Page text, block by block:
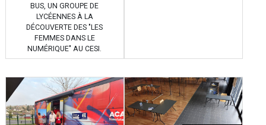
BUS, UN GROUPE DE
LYCÉENNES À LA
DÉCOUVERTE DES "LES
FEMMES DANS LE
NUMÉRIQUE" AU CESI.